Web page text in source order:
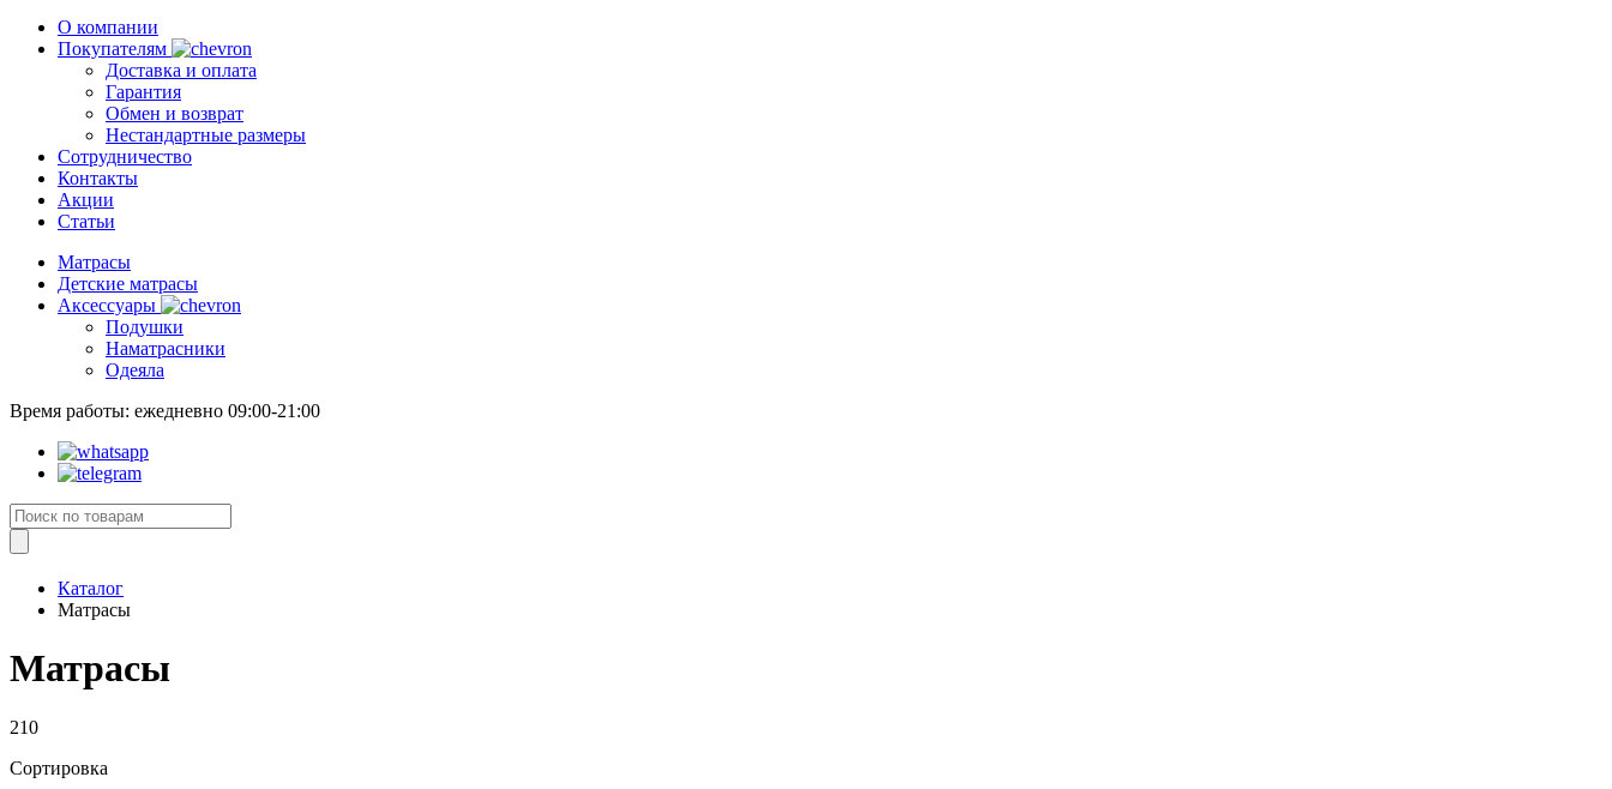
О компании
Покупателям
Доставка и оплата
Гарантия
Обмен и возврат
Нестандартные размеры
Сотрудничество
Контакты
Акции
Статьи
Матрасы
Детские матрасы
Аксессуары
Подушки
Наматрасники
Одеяла
Время работы: ежедневно 09:00-21:00
Каталог
Матрасы
Матрасы
210
Сортировка